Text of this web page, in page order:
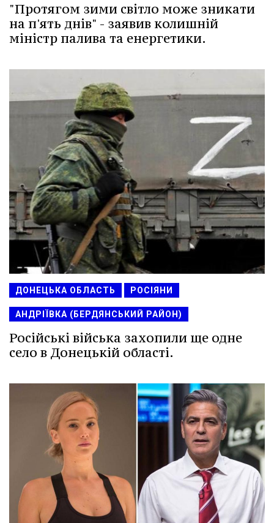
"Протягом зими світло може зникати
на п'ять днів" - заявив колишній
міністр палива та енергетики.
ДОНЕЦЬКА ОБЛАСТЬ РОСІЯНИ
АНДРІЇВКА (БЕРДЯНСЬКИЙ РАЙОН)
Російські війська захопили ще одне
село в Донецькій області.